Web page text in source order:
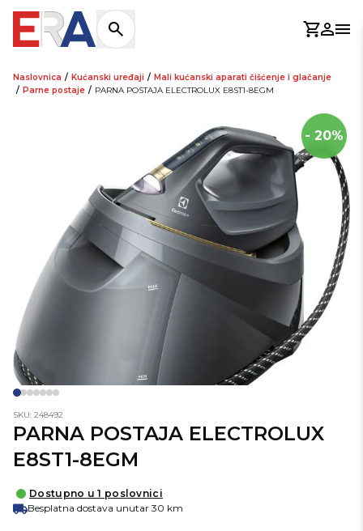
Košarica
Naslovnica / Kućanski uređaji / Mali kućanski aparati čišćenje i glačanje
/ Parne postaje / PARNA POSTAJA ELECTROLUX E8ST1-8EGM
- 20%
SKU: 248492
PARNA POSTAJA ELECTROLUX
E8ST1-8EGM
Dostupno u 1 poslovnici
Besplatna dostava unutar 30 km